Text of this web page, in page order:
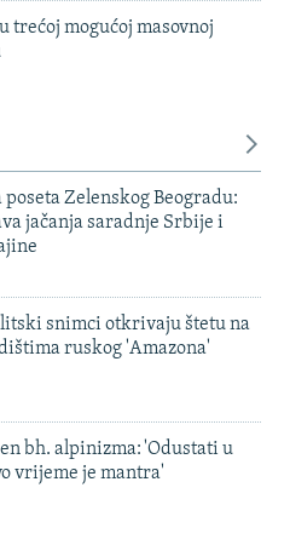
trećoj mogućoj masovnoj
poseta Zelenskog Beogradu:
jačanja saradnje Srbije i
snimci otkrivaju štetu na
ruskog 'Amazona'
bh. alpinizma: 'Odustati u
vrijeme je mantra'